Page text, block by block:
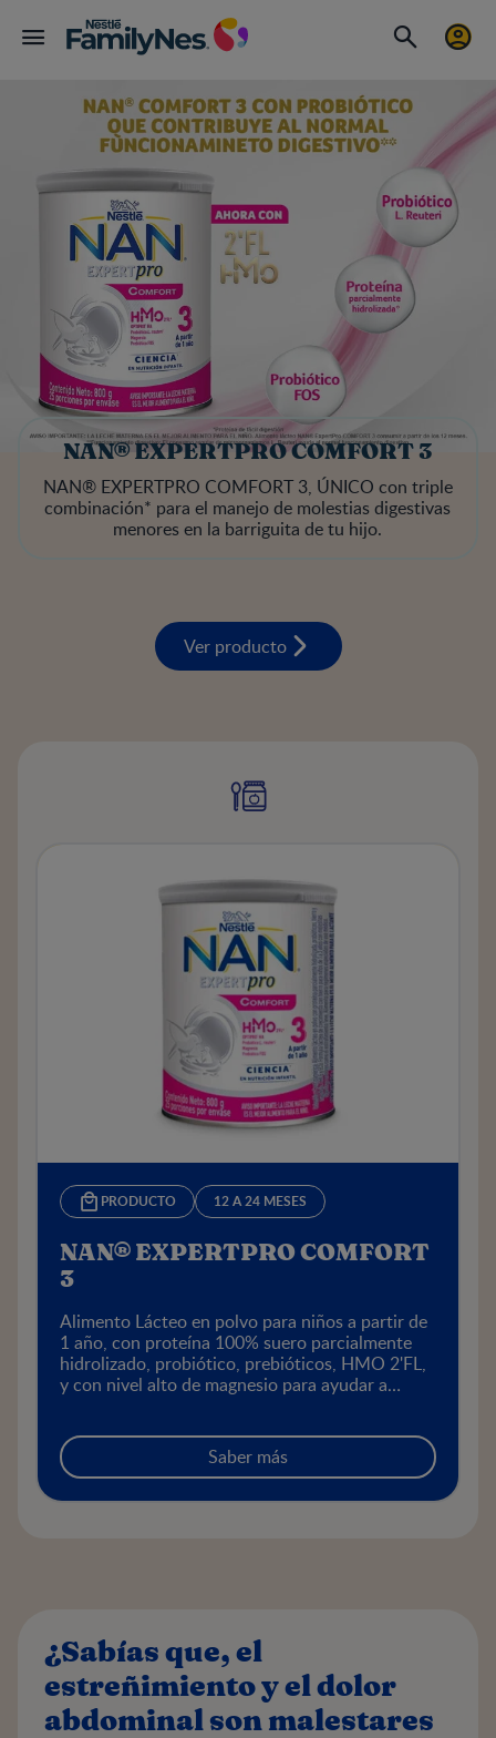
NAN® EXPERTPRO COMFORT 3
NAN® EXPERTPRO COMFORT 3, ÚNICO con triple
combinación* para el manejo de molestias digestivas
menores en la barriguita de tu hijo.
Ver producto
PRODUCTO 12 A 24 MESES
NAN® EXPERTPRO COMFORT
3
Alimento Lácteo en polvo para niños a partir de
1 año, con proteína 100% suero parcialmente
hidrolizado, probiótico, prebióticos, HMO 2'FL,
y con nivel alto de magnesio para ayudar a
Saber más
¿Sabías que, el
estreñimiento y el dolor
abdominal son malestares